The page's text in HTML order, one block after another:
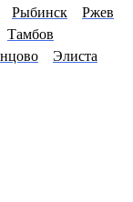
Рыбинск
Ржев
Тамбов
Элиста